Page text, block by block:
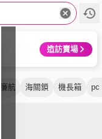
造訪賣場
廉航 海關鎖 機長箱 pc